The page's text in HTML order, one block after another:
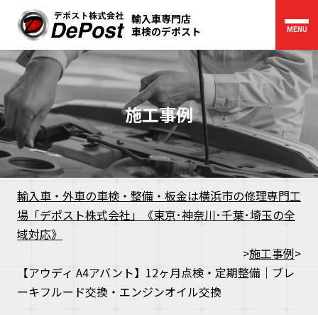
輸入車専門店
車検のデポスト
MENU
施工事例
輸入車・外車の車検・整備・板金は横浜市の修理専門工
場「デポスト株式会社」《東京･神奈川･千葉･埼玉の全
域対応》
>施工事例>
【アウディ A4アバント】12ヶ月点検・定期整備｜ブレ
ーキフルード交換・エンジンオイル交換